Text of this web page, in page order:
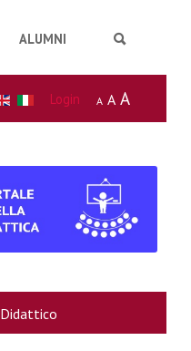
ALUMNI
A A A
Login
Didattico